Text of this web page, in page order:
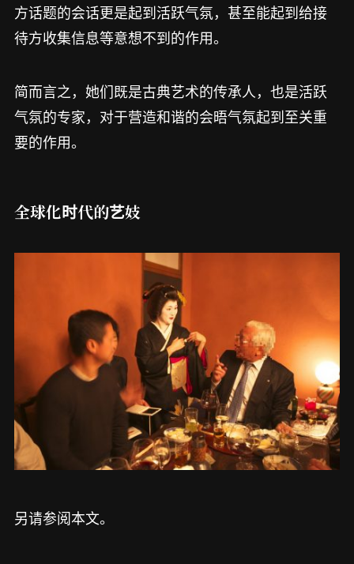
方话题的会话更是起到活跃气氛，甚至能起到给接
待方收集信息等意想不到的作用。
简而言之，她们既是古典艺术的传承人，也是活跃
气氛的专家，对于营造和谐的会晤气氛起到至关重
要的作用。
全球化时代的艺妓
另请参阅本文。